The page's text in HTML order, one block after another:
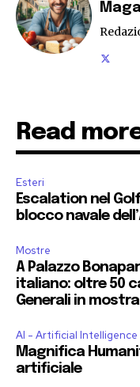
Read
Esteri
Escalation nel
blocco navale
Mostre
A Palazzo
italiano: oltre 50
Generali in
AI - Artificial Intelligence
Magnifica
artificiale